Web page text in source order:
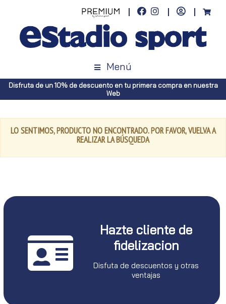
Menú
Disfruta de un 10% de descuento en tu primera compra en nuestra
Web
LO SENTIMOS, PRODUCTO NO ENCONTRADO. POR FAVOR, VUELVA A
REALIZAR LA BÚSQUEDA
Hazte cliente de
fidelizacion
Disfuta de descuentos y otras
ventajas